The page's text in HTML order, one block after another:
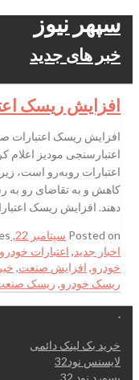
سپهر نیوز
خبر های جدید
افزایش ریسک
افزایش ریسک اعتبارات
اعتبارسنجی مودیز
اعتبارات رو‌به‌رو است،
کاهش و به تقاضای رو
دهند. افزایش ریسک
Posted on سپتامبر 22, 2016
اخبار جدید, اعتبارات خودرو
خودرو, افزایش صنعت,
ریسک خودرو, ریسک
.
خرید بک لینک دائمی
لایسنس نود32
پسورد نود 32